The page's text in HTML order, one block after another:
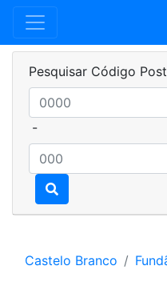
Pesquisar Código
-
Castelo Branco